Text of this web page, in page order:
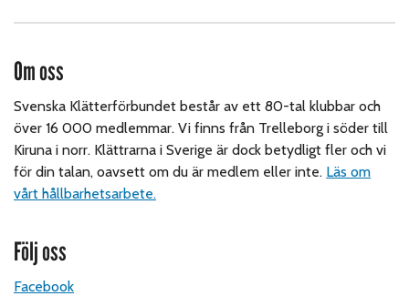
Om oss
Svenska Klätterförbundet består av ett 80-tal klubbar och
över 16 000 medlemmar. Vi finns från Trelleborg i söder till
Kiruna i norr. Klättrarna i Sverige är dock betydligt fler och vi
för din talan, oavsett om du är medlem eller inte. Läs om
vårt hållbarhetsarbete.
Följ oss
Facebook